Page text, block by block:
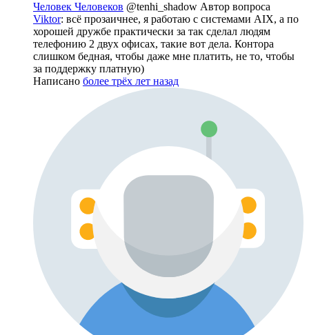
Человек Человеков @tenhi_shadow Автор вопроса
Viktor: всё прозаичнее, я работаю с системами AIX, а по
хорошей дружбе практически за так сделал людям
телефонию 2 двух офисах, такие вот дела. Контора
слишком бедная, чтобы даже мне платить, не то, чтобы
за поддержку платную)
Написано более трёх лет назад